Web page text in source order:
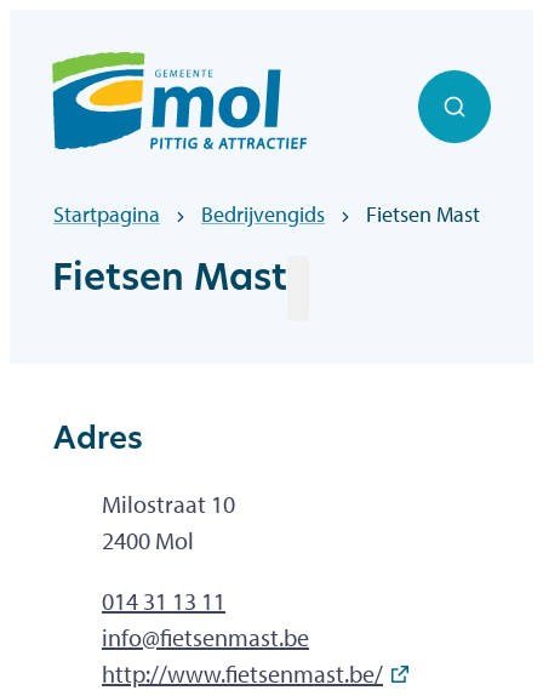
Officiële website gemeentebestuur Mol
Zoek
Startpagina Bedrijvengids Fietsen Mast
Fietsen Mast
Adres
AdresMilostraat 10
,2400 Mol
014 31 13 11
E-mailadres
info@fietsenmast.be
Websitehttp://www.fietsenmast.be/